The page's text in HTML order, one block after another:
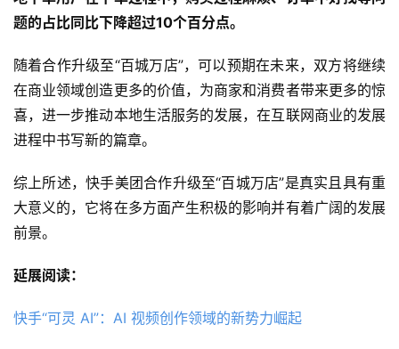
题的占比同比下降超过10个百分点。
随着合作升级至“百城万店”，可以预期在未来，双方将继续
在商业领域创造更多的价值，为商家和消费者带来更多的惊
喜，进一步推动本地生活服务的发展，在互联网商业的发展
进程中书写新的篇章。
综上所述，快手美团合作升级至“百城万店”是真实且具有重
大意义的，它将在多方面产生积极的影响并有着广阔的发展
前景。
延展阅读：
快手“可灵 AI”：AI 视频创作领域的新势力崛起